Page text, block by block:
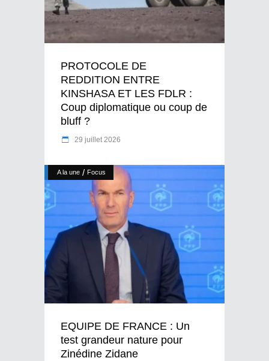
PROTOCOLE DE
REDDITION ENTRE
KINSHASA ET LES FDLR :
Coup diplomatique ou coup de
bluff ?
29 juillet 2026
A la une / Focus
EQUIPE DE FRANCE : Un
test grandeur nature pour
Zinédine Zidane